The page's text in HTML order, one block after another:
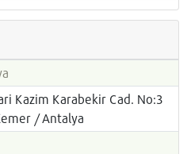
Kazim Karabekir Cad. No:3
/ Antalya